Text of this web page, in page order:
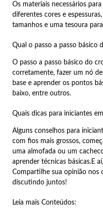
Os materiais necessários
diferentes cores e
tamanhos e uma tesoura
Qual o passo a passo básico
O passo a passo básico do
corretamente, fazer um nó
base e aprender os pontos
baixo, entre outros.
Quais dicas para iniciantes
Alguns conselhos para
com fios mais grossos,
uma almofada ou um
aprender técnicas básicas.E
Compartilhe sua opinião nos
discutindo juntos!
Leia mais Conteúdos: